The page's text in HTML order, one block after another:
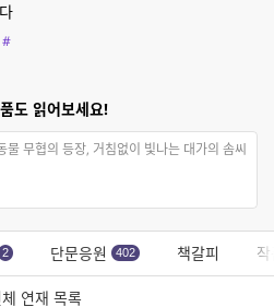
#
도 읽어보세요!
물 무협의 등장, 거침없이 빛나는 대가의 솜씨
2 단문응원 402 책갈피
연재 목록